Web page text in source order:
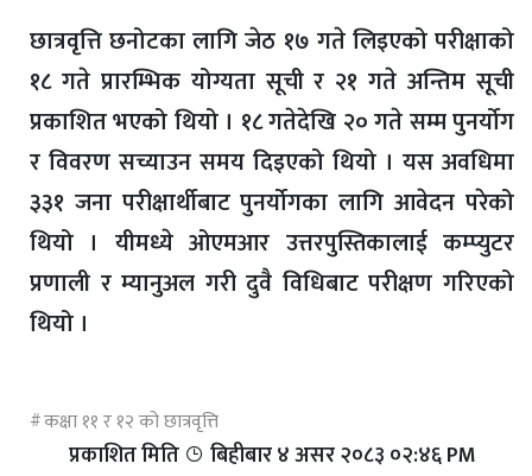
छात्रवृत्ति छनोटका लागि जेठ १७ गते लिइएको परीक्षाको
१८ गते प्रारम्भिक योग्यता सूची र २१ गते अन्तिम सूची
प्रकाशित भएको थियो । १८ गतेदेखि २० गते सम्म पुनर्योग
र विवरण सच्याउन समय दिइएको थियो । यस अवधिमा
३३१ जना परीक्षार्थीबाट पुनर्योगका लागि आवेदन परेको
थियो । यीमध्ये ओएमआर उत्तरपुस्तिकालाई कम्प्युटर
प्रणाली र म्यानुअल गरी दुवै विधिबाट परीक्षण गरिएको
थियो ।
कक्षा ११ र १२ को छात्रवृत्ति
प्रकाशित मिति बिहीबार ४ असर २०८३ ०२:४६ PM